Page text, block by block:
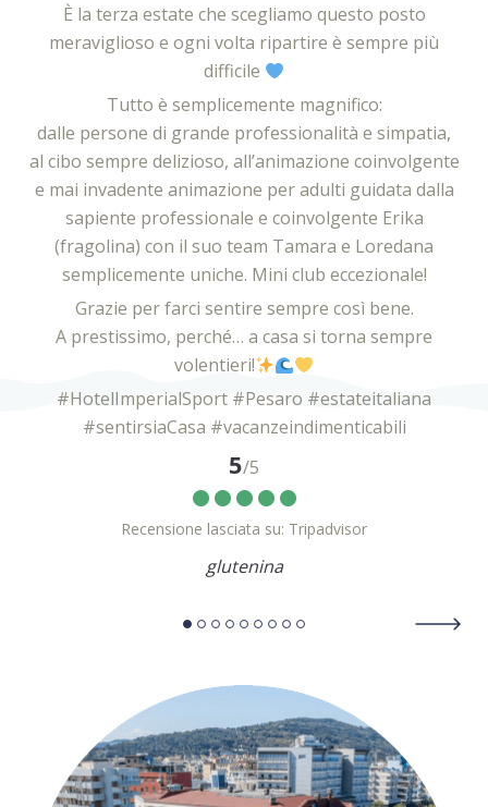
È la terza estate che scegliamo questo posto
meraviglioso e ogni volta ripartire è sempre più
difficile
Tutto è semplicemente magnifico:
dalle persone di grande professionalità e simpatia,
al cibo sempre delizioso, all’animazione coinvolgente
e mai invadente animazione per adulti guidata dalla
sapiente professionale e coinvolgente Erika
(fragolina) con il suo team Tamara e Loredana
semplicemente uniche. Mini club eccezionale!
Grazie per farci sentire sempre così bene.
A prestissimo, perché… a casa si torna sempre
volentieri!
#HotelImperialSport #Pesaro #estateitaliana
#sentirsiaCasa #vacanzeindimenticabili
5/5
Recensione lasciata su: Tripadvisor
glutenina